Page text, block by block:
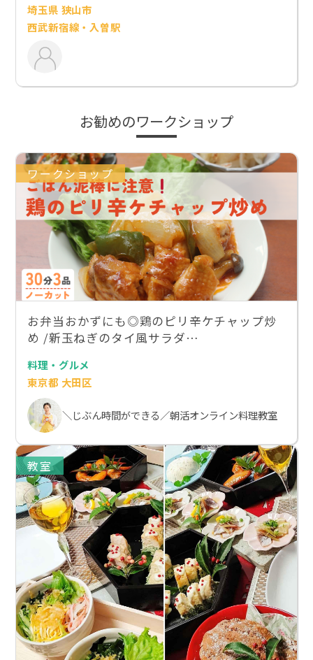
埼玉県 狭山市
西武新宿線・入曽駅
お勧めのワークショップ
ワークショップ
お弁当おかずにも◎鶏のピリ辛ケチャップ炒
め /新玉ねぎのタイ風サラダ…
料理・グルメ
東京都 大田区
＼じぶん時間ができる／朝活オンライン料理教室
教室